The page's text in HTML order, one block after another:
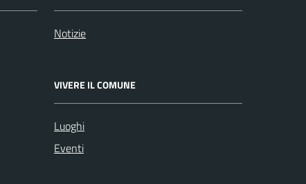
Notizie
VIVERE IL COMUNE
Luoghi
Eventi